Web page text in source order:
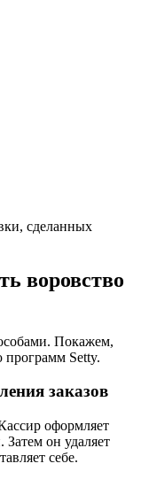
сделанных
воровство
Покажем,
Setty.
заказов
оформляет
Затем он удаляет
себе.